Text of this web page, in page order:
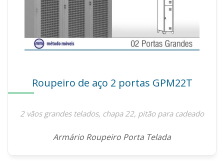
Roupeiro de aço 2 portas GPM22T
2 vãos grandes telados, chapa 22, pitão para cadeado
Armário Roupeiro Porta Telada